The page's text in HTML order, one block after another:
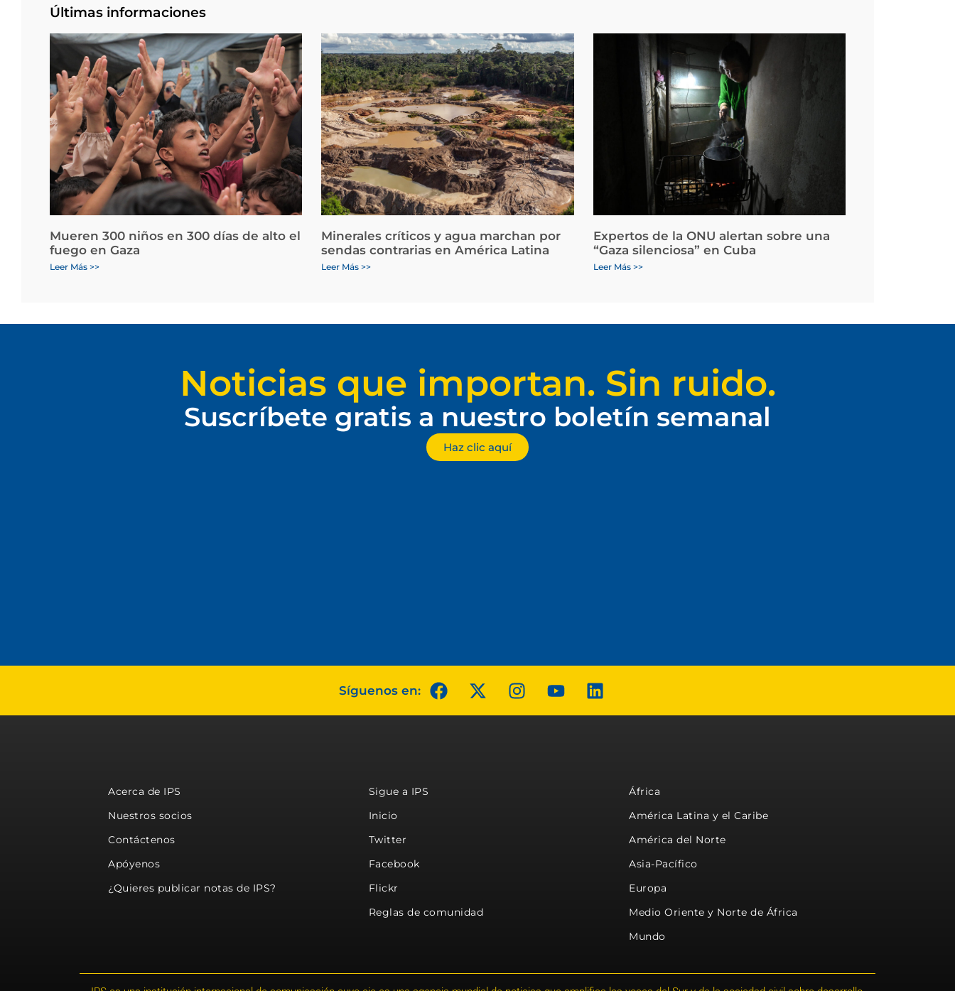
Últimas informaciones
Mueren 300 niños en 300 días de alto el
fuego en Gaza
Leer Más >>
Minerales críticos y agua marchan por
sendas contrarias en América Latina
Leer Más >>
Expertos de la ONU alertan sobre una
“Gaza silenciosa” en Cuba
Leer Más >>
Noticias que importan. Sin ruido.
Suscríbete gratis a nuestro boletín semanal
Haz clic aquí
Síguenos en:
Acerca de IPS
Nuestros socios
Contáctenos
Apóyenos
¿Quieres publicar notas de IPS?
Sigue a IPS
Inicio
Twitter
Facebook
Flickr
Reglas de comunidad
África
América Latina y el Caribe
América del Norte
Asia-Pacífico
Europa
Medio Oriente y Norte de África
Mundo